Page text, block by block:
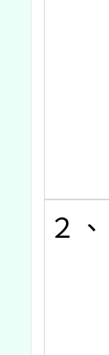
２、